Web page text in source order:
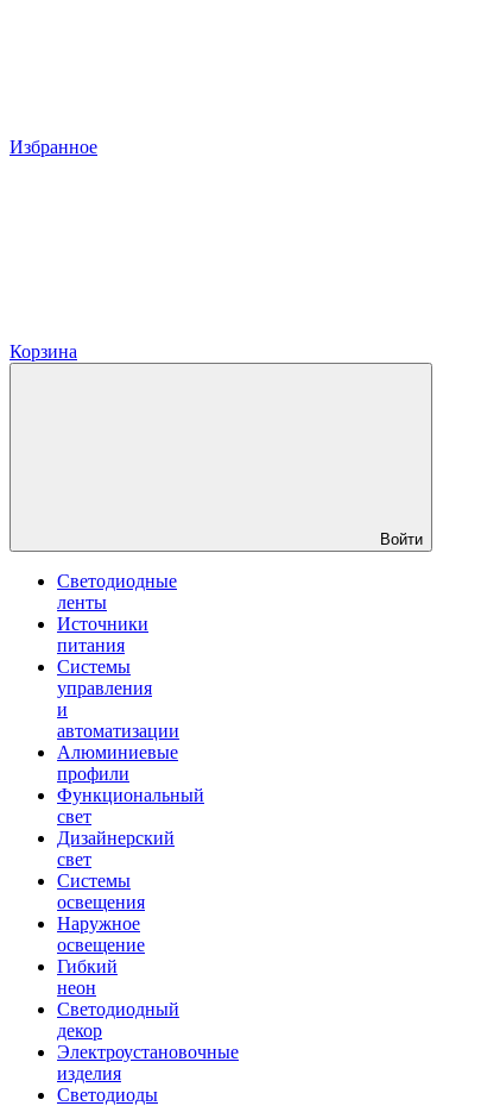
Избранное
Корзина
Войти
Светодиодные
ленты
Источники
питания
Системы
управления
и
автоматизации
Алюминиевые
профили
Функциональный
свет
Дизайнерский
свет
Системы
освещения
Наружное
освещение
Гибкий
неон
Светодиодный
декор
Электроустановочные
изделия
Светодиоды